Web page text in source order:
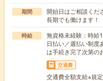
期間
開始日はご相談く
長期でも働けます！
時給
無資格未経験：時
日払い／週払い制度
は手続き完了次第の
交通費
交通費全額支給※規